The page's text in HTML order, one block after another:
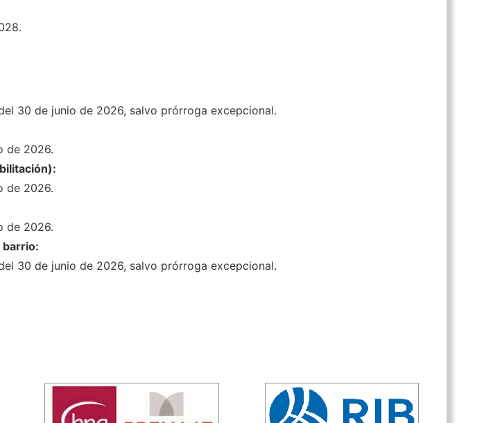
30 de junio de 2026, salvo prórroga excepcional.
de 2026.
de 2026.
de 2026.
barrio:
30 de junio de 2026, salvo prórroga excepcional.